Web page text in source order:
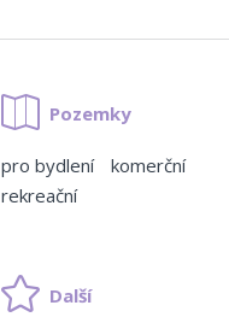
Pozemky
pro bydlení
komerční
rekreační
Další